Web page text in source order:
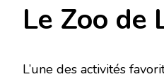
Le Zoo de
L’une des activités